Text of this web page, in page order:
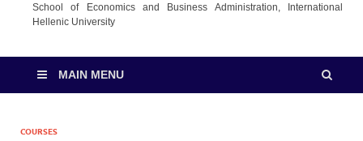
School of Economics and Business Administration, International
Hellenic University
MAIN MENU
COURSES